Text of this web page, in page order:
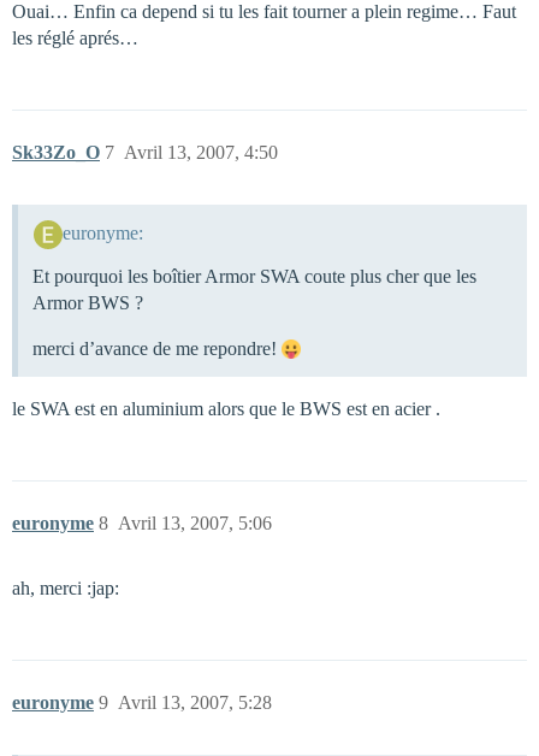
Ouai… Enfin ca depend si tu les fait tourner a plein regime… Faut
les réglé aprés…
Sk33Zo_O Avril 13, 2007, 4:50
7
euronyme:
Et pourquoi les boîtier Armor SWA coute plus cher que les
Armor BWS ?
merci d’avance de me repondre!
le SWA est en aluminium alors que le BWS est en acier .
euronyme Avril 13, 2007, 5:06
8
ah, merci :jap:
euronyme Avril 13, 2007, 5:28
9